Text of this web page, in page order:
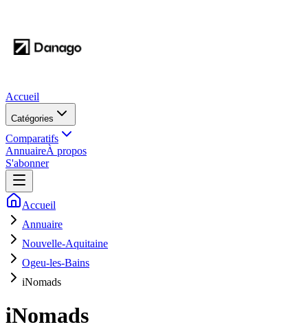
Accueil
Catégories
Comparatifs
AnnuaireÀ propos
S'abonner
Accueil
Annuaire
Nouvelle-Aquitaine
Ogeu-les-Bains
iNomads
iNomads